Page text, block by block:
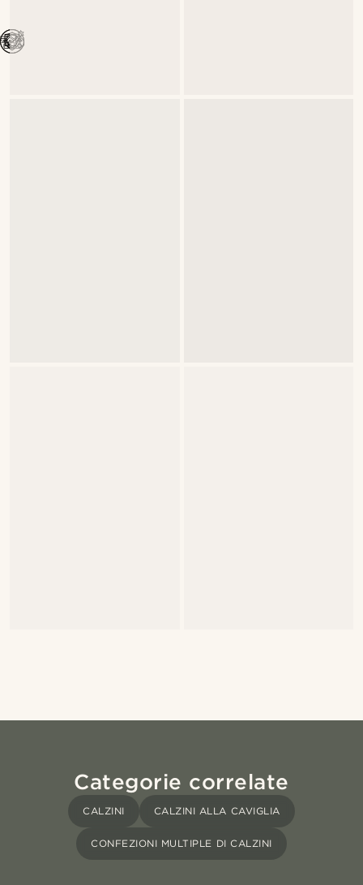
Categorie correlate
CALZINI CALZINI ALLA CAVIGLIA
CONFEZIONI MULTIPLE DI CALZINI